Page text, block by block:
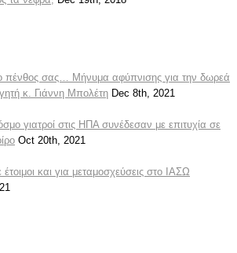
σας… Μήνυμα αφύπνισης για την δωρεά
κ. Γιάννη Μπολέτη Dec 8th, 2021
γιατροί στις ΗΠΑ συνέδεσαν με επιτυχία σε
Oct 20th, 2021
και για μεταμοσχεύσεις στο ΙΑΣΩ